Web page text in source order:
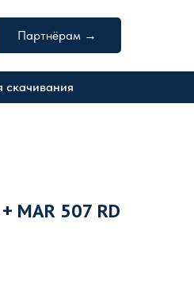
Партнёрам →
скачивания
MAR 507 RD